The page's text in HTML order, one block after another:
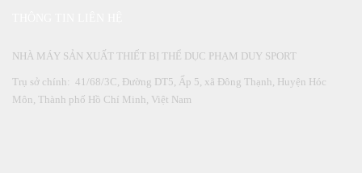
NHÀ MÁY SẢN XUẤT THIẾT BỊ THỂ DỤC PHẠM DUY SPORT
Trụ sở chính: 41/68/3C, Đường DT5, Ấp 5, xã Đông Thạnh, Huyện Hóc
Môn, Thành phố Hồ Chí Minh, Việt Nam